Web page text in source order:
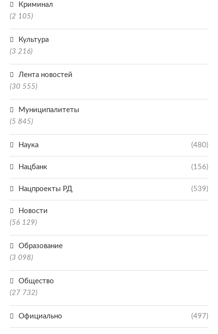
Криминал
(2 105)
Культура
(3 216)
Лента новостей
(30 555)
Муниципалитеты
(5 845)
Наука (480)
Нацбанк (156)
Нацпроекты РД (539)
Новости
(56 129)
Образование
(3 098)
Общество
(27 732)
Официально (497)